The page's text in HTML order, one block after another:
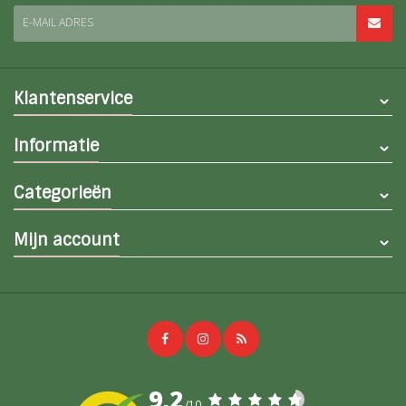
E-MAIL ADRES
Klantenservice
Informatie
Categorieën
Mijn account